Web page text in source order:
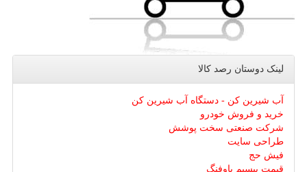
لینک دوستان رصد كالا
آب شیرین کن - دستگاه آب شیرین کن
خرید و فروش خودرو
شرکت صنعتی سخت پوشش
طراحی سایت
فیش حج
قیمت بیسیم باوفنگ